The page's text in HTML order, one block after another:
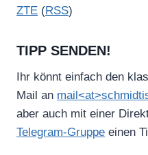
ZTE (RSS)
TIPP SENDEN!
Ihr könnt einfach den
Mail an
aber auch mit einer
Telegram-Gruppe einen